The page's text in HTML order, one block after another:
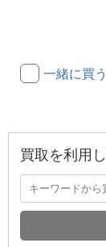
一緒に買う
買取を利用